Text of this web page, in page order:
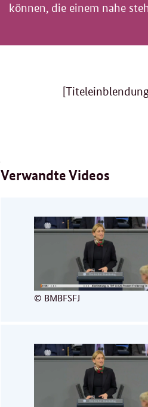
können, die einem nahe
Verwandte Videos
© BMBFSFJ